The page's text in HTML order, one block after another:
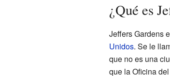
¿Qué es
Jeffers Gardens
Unidos. Se le
que no es una
que la Oficina